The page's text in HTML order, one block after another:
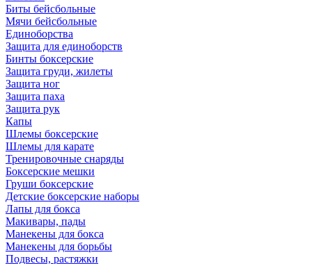
Биты бейсбольные
Мячи бейсбольные
Единоборства
Защита для единоборств
Бинты боксерские
Защита груди, жилеты
Защита ног
Защита паха
Защита рук
Капы
Шлемы боксерские
Шлемы для карате
Тренировочные снаряды
Боксерские мешки
Груши боксерские
Детские боксерские наборы
Лапы для бокса
Макивары, пады
Манекены для бокса
Манекены для борьбы
Подвесы, растяжки